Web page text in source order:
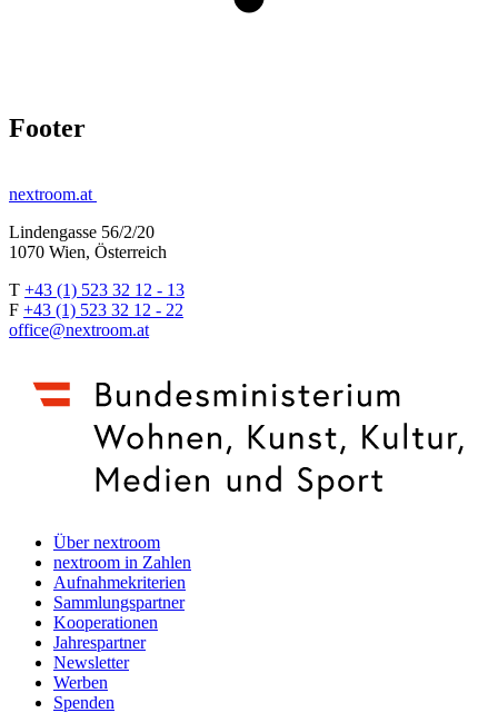
Footer
nextroom.at
Lindengasse 56/2/20
1070 Wien, Österreich
T +43 (1) 523 32 12 - 13
F +43 (1) 523 32 12 - 22
office@nextroom.at
Über nextroom
nextroom in Zahlen
Aufnahmekriterien
Sammlungspartner
Kooperationen
Jahrespartner
Newsletter
Werben
Spenden